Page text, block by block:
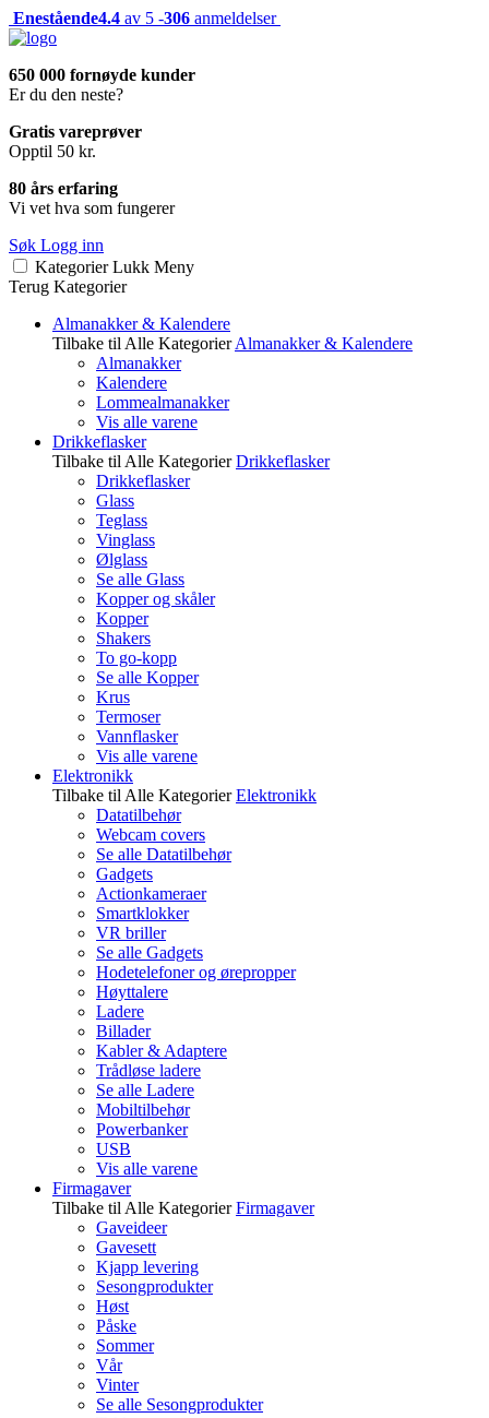
Enestående4.4 av 5 -306 anmeldelser
650 000 fornøyde kunder
Er du den neste?
Gratis vareprøver
Opptil 50 kr.
80 års erfaring
Vi vet hva som fungerer
Søk Logg inn
Kategorier Lukk Meny
Terug Kategorier
Almanakker & Kalendere
Tilbake til Alle Kategorier Almanakker & Kalendere
Almanakker
Kalendere
Lommealmanakker
Vis alle varene
Drikkeflasker
Tilbake til Alle Kategorier Drikkeflasker
Drikkeflasker
Glass
Teglass
Vinglass
Ølglass
Se alle Glass
Kopper og skåler
Kopper
Shakers
To go-kopp
Se alle Kopper
Krus
Termoser
Vannflasker
Vis alle varene
Elektronikk
Tilbake til Alle Kategorier Elektronikk
Datatilbehør
Webcam covers
Se alle Datatilbehør
Gadgets
Actionkameraer
Smartklokker
VR briller
Se alle Gadgets
Hodetelefoner og ørepropper
Høyttalere
Ladere
Billader
Kabler & Adaptere
Trådløse ladere
Se alle Ladere
Mobiltilbehør
Powerbanker
USB
Vis alle varene
Firmagaver
Tilbake til Alle Kategorier Firmagaver
Gaveideer
Gavesett
Kjapp levering
Sesongprodukter
Høst
Påske
Sommer
Vår
Vinter
Se alle Sesongprodukter